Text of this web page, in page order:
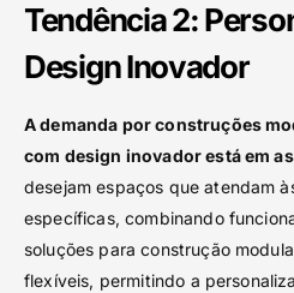
Tendência 2:
Design Inovador
A demanda por construções
com design inovador está em
desejam espaços que atendam
específicas, combinando
soluções para construção
flexíveis, permitindo a